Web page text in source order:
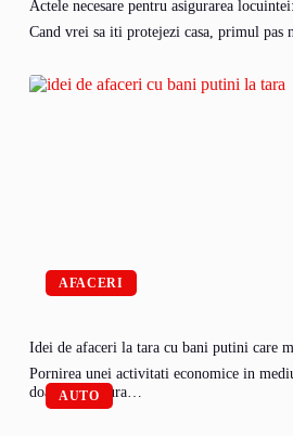
Actele necesare pentru asigurarea
Cand vrei sa iti protejezi casa, primul pas
AFACERI
Idei de afaceri la tara cu bani putini care
Pornirea unei activitati economice in
doar agricultura…
AUTO